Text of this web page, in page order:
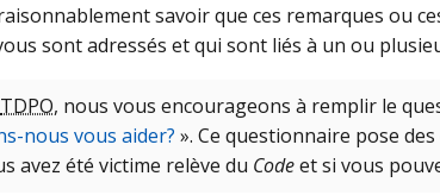
savoir que ces remarques ou
sont adressés et qui sont liés à un ou
TDPO, nous vous encourageons à remplir le
nous vous aider? ». Ce questionnaire pose
avez été victime relève du Codeet si vous